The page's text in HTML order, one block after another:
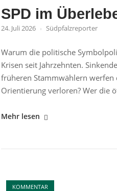
SPD im
24. Juli 2026 Südpfalzreporter
Warum die politische
Krisen seit Jahrzehnten.
früheren Stammwählern werfen
Orientierung verloren? Wer die
"SPD
Mehr lesen
KOMMENTAR